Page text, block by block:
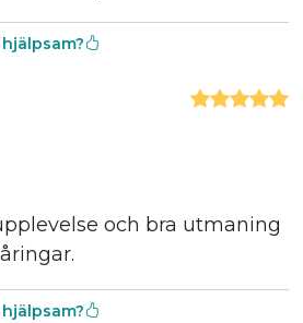
och bra utmaning